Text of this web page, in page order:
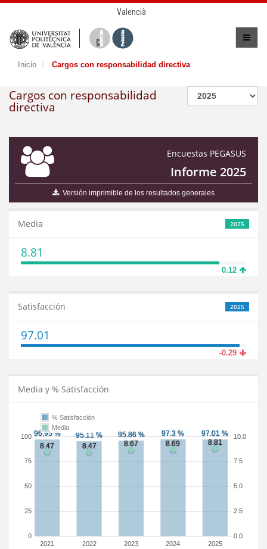
Valencià
Inicio Cargos con responsabilidad directiva
Cargos con responsabilidad
directiva
Encuestas PEGASUS
Informe 2025
Versión imprimible de los resultados generales
2025
Media
8.81
0.12
2025
Satisfacción
97.01
-0.29
Media y % Satisfacción
2021 2022 2023 2024 2025
0
25
50
75
100
0.0
2.5
5.0
7.5
10.0
% Satisfacción
Media